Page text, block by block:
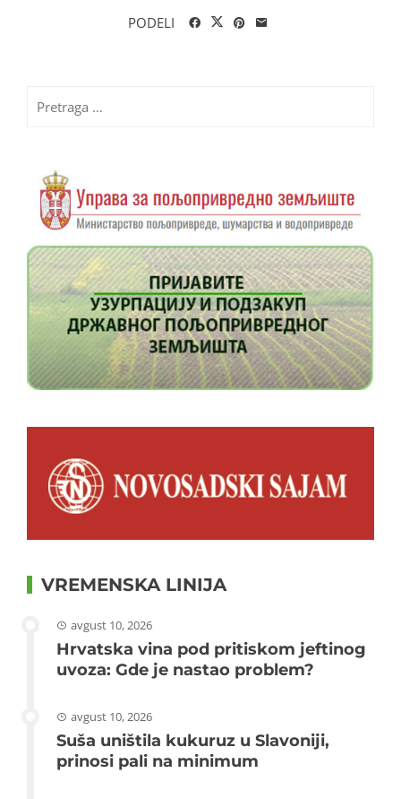
PODELI
za:
VREMENSKA LINIJA
avgust 10, 2026
Hrvatska vina pod pritiskom jeftinog
uvoza: Gde je nastao problem?
avgust 10, 2026
Suša uništila kukuruz u Slavoniji,
prinosi pali na minimum